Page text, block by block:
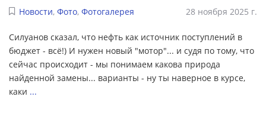
Новости, Фото, Фотогалерея 28 ноября 2025 г.
Силуанов сказал, что нефть как источник поступлений в
бюджет - всё!) И нужен новый "мотор"... и судя по тому, что
сейчас происходит - мы понимаем какова природа
найденной замены... варианты - ну ты наверное в курсе,
каки ...